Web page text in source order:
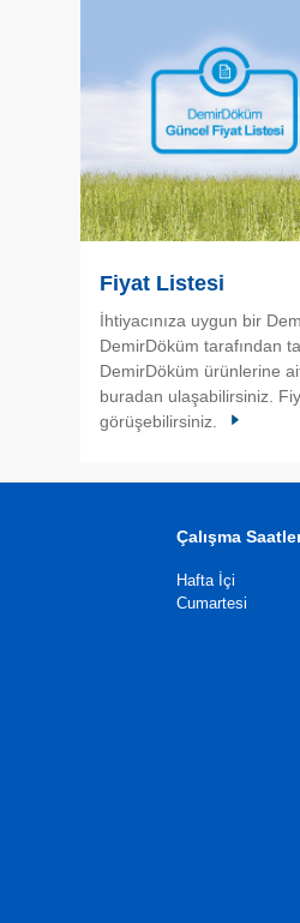
Fiyat Listesi
İhtiyacınıza uygun bir
DemirDöküm tarafından
DemirDöküm ürünlerine
buradan ulaşabilirsiniz.
görüşebilirsiniz.
Çalışma
Hafta İçi
Cumartesi